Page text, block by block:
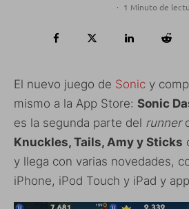
· 1 Minuto de
El nuevo juego de Sonic y
mismo a la App Store: Sonic
es la segunda parte del runner
Knuckles, Tails, Amy y Sticks
y llega con varias novedades,
iPhone, iPod Touch y iPad y